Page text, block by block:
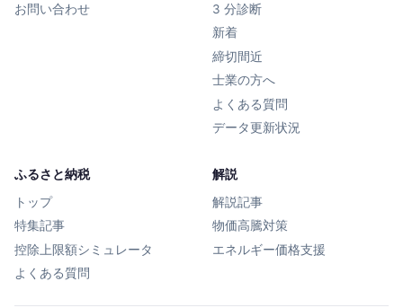
お問い合わせ
3 分診断
新着
締切間近
士業の方へ
よくある質問
データ更新状況
ふるさと納税
トップ
特集記事
控除上限額シミュレータ
よくある質問
解説
解説記事
物価高騰対策
エネルギー価格支援